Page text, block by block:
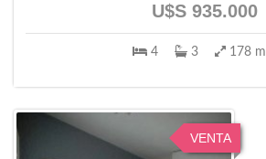
U$S 935.000
4 3 178 m
VENTA